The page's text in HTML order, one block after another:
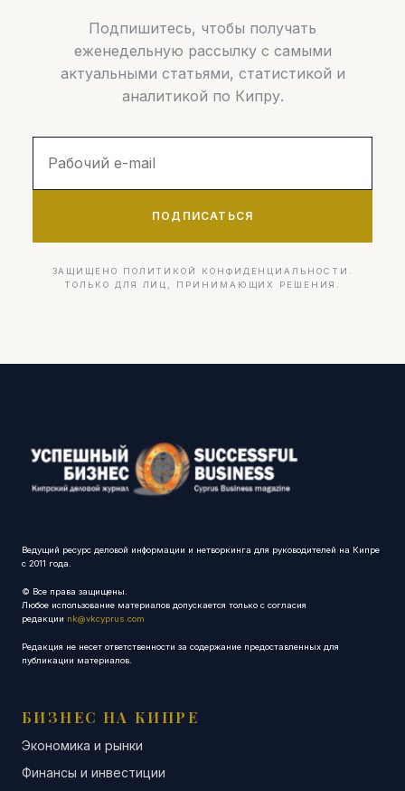
Подпишитесь, чтобы получать
еженедельную рассылку с самыми
актуальными статьями, статистикой и
аналитикой по Кипру.
ПОДПИСАТЬСЯ
ЗАЩИЩЕНО ПОЛИТИКОЙ КОНФИДЕНЦИАЛЬНОСТИ.
ТОЛЬКО ДЛЯ ЛИЦ, ПРИНИМАЮЩИХ РЕШЕНИЯ.
Ведущий ресурс деловой информации и нетворкинга для руководителей на Кипре
с 2011 года.
© Все права защищены.
Любое использование материалов допускается только с согласия
редакции nk@vkcyprus.com
Редакция не несет ответственности за содержание предоставленных для
публикации материалов.
БИЗНЕС НА КИПРЕ
Экономика и рынки
Финансы и инвестиции